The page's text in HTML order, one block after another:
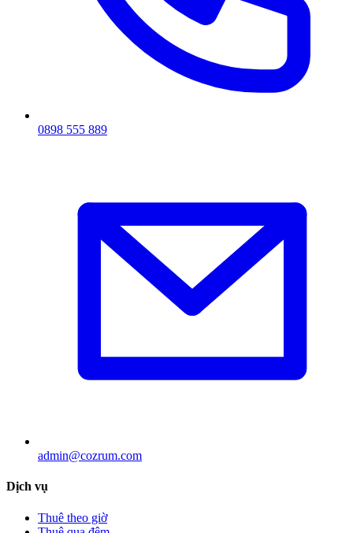
0898 555 889
admin@cozrum.com
Dịch vụ
Thuê theo giờ